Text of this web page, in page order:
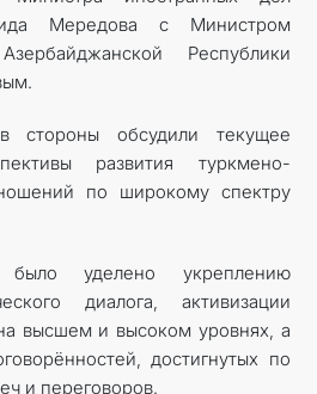
Мередова с Министром
Республики
стороны обсудили текущее
развития туркмено-
по широкому спектру
уделено укреплению
диалога, активизации
высшем и высоком уровнях, а
достигнутых по
и переговоров.